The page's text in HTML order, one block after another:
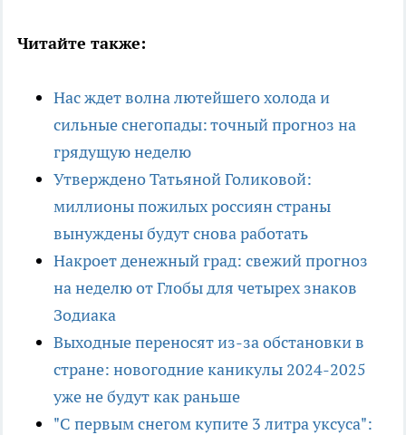
Читайте также:
Нас ждет волна лютейшего холода и
сильные снегопады: точный прогноз на
грядущую неделю
Утверждено Татьяной Голиковой:
миллионы пожилых россиян страны
вынуждены будут снова работать
Накроет денежный град: свежий прогноз
на неделю от Глобы для четырех знаков
Зодиака
Выходные переносят из-за обстановки в
стране: новогодние каникулы 2024-2025
уже не будут как раньше
"С первым снегом купите 3 литра уксуса":